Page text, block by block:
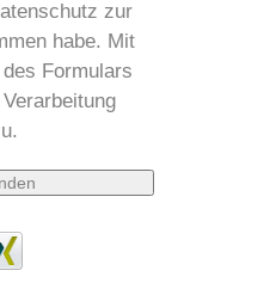
zur
habe. Mit
Formulars